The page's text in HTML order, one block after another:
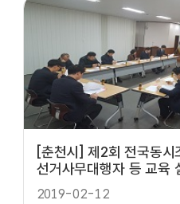
[춘천시] 제2회 전국동시
선거사무대행자 등 교육
2019-02-12